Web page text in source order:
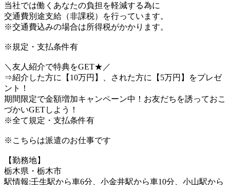
当社では働くあなたの負担を軽減する為に
交通費別途支給（非課税）を行っています。
※交通費込みの場合は所得税がかかります。
※規定・支払条件有
＼友人紹介で特典をGET★／
⇒紹介した方に【10万円】、された方に【5万円】をプレゼ
ント！
期間限定で金額増加キャンペーン中！お友だちを誘っておこ
づかいGETしよう！
※全て規定・支払条件有
※こちらは派遣のお仕事です
【勤務地】
栃木県・栃木市
駅情報:壬生駅から車6分、小金井駅から車10分、小山駅から